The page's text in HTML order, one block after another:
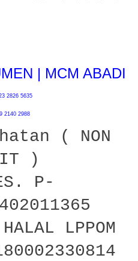
| MCM ABADI
2826 5635
2140 2988
( NON
)
P-
LPPOM